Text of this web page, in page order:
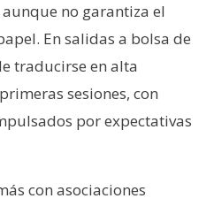
no garantiza el
En salidas a bolsa de
traducirse en alta
sesiones, con
por expectativas
con asociaciones